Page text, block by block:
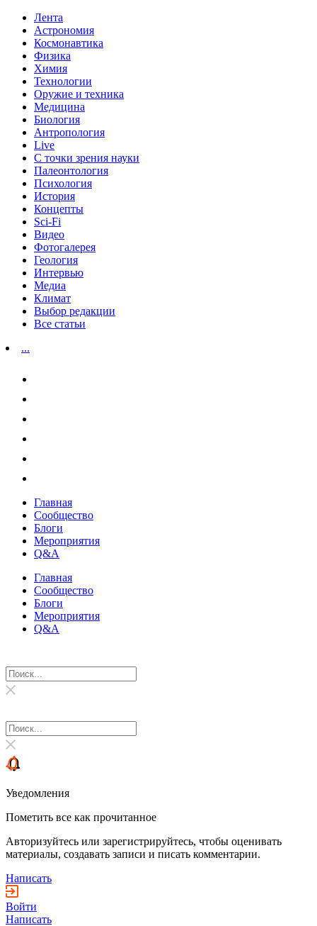
Лента
Астрономия
Космонавтика
Физика
Химия
Технологии
Оружие и техника
Медицина
Биология
Антропология
Live
С точки зрения науки
Палеонтология
Психология
История
Концепты
Sci-Fi
Видео
Фотогалерея
Геология
Интервью
Медиа
Климат
Выбор редакции
Все статьи
...
Главная
Сообщество
Блоги
Мероприятия
Q&A
Главная
Сообщество
Блоги
Мероприятия
Q&A
Уведомления
Пометить все как прочитанное
Авторизуйтесь или зарегистрируйтесь, чтобы оценивать
материалы, создавать записи и писать комментарии.
Написать
Войти
Написать